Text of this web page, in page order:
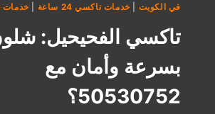
في الكويت
خدمات تاكسي 24 ساعة خدمات
تاكسي الفحيحيل:
بسرعة وأمان مع
50530752؟